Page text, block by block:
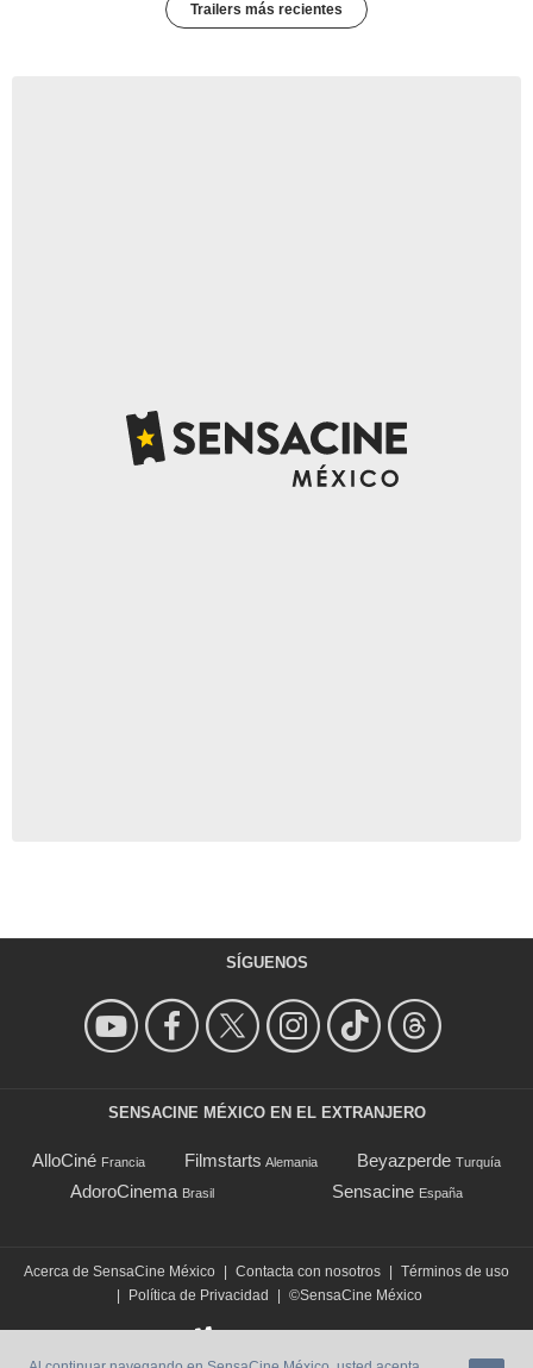
Trailers más recientes
SÍGUENOS
SENSACINE MÉXICO EN EL EXTRANJERO
AlloCiné Francia Filmstarts Alemania Beyazperde Turquía
AdoroCinema Brasil Sensacine España
Acerca de SensaCine México Contacta con nosotros
Términos de uso
Política de Privacidad ©SensaCine México